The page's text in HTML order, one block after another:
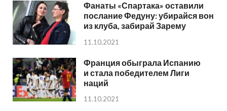
Фанаты «Спартака» оставили
послание Федуну: убирайся вон
из клуба, забирай Зарему
11.10.2021
Франция обыграла Испанию
и стала победителем Лиги
наций
11.10.2021